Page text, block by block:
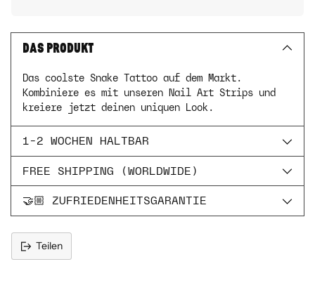
DAS PRODUKT
Das coolste Snake Tattoo auf dem Markt.
Kombiniere es mit unseren Nail Art Strips und
kreiere jetzt deinen uniquen Look.
1-2 WOCHEN HALTBAR
FREE SHIPPING (WORLDWIDE)
🤝🏼 ZUFRIEDENHEITSGARANTIE
Teilen